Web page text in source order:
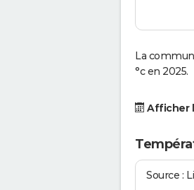
La
°c en 2025.
Afficher
Source :